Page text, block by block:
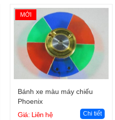
MỚI
Giỏ hàng
Bánh xe màu máy chiếu
Phoenix
Giá: Liên hệ
Chi tiết